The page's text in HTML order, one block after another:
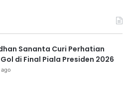
Sananta Curi Perhatian
di Final Piala Presiden 2026